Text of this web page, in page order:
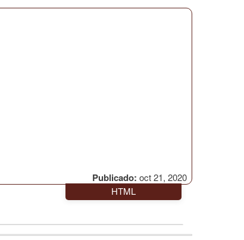
Publicado: oct 21, 2020
HTML